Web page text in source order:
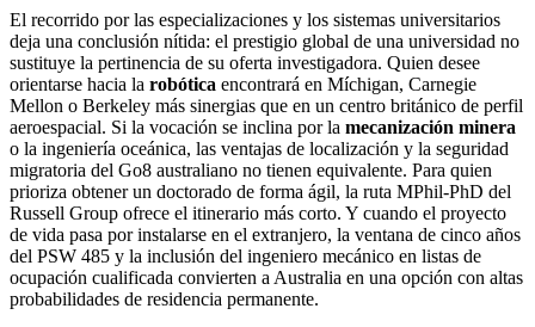
El recorrido por las especializaciones y los sistemas universitarios
deja una conclusión nítida: el prestigio global de una universidad no
sustituye la pertinencia de su oferta investigadora. Quien desee
orientarse hacia la robótica encontrará en Míchigan, Carnegie
Mellon o Berkeley más sinergias que en un centro británico de perfil
aeroespacial. Si la vocación se inclina por la mecanización minera
o la ingeniería oceánica, las ventajas de localización y la seguridad
migratoria del Go8 australiano no tienen equivalente. Para quien
prioriza obtener un doctorado de forma ágil, la ruta MPhil‑PhD del
Russell Group ofrece el itinerario más corto. Y cuando el proyecto
de vida pasa por instalarse en el extranjero, la ventana de cinco años
del PSW 485 y la inclusión del ingeniero mecánico en listas de
ocupación cualificada convierten a Australia en una opción con altas
probabilidades de residencia permanente.